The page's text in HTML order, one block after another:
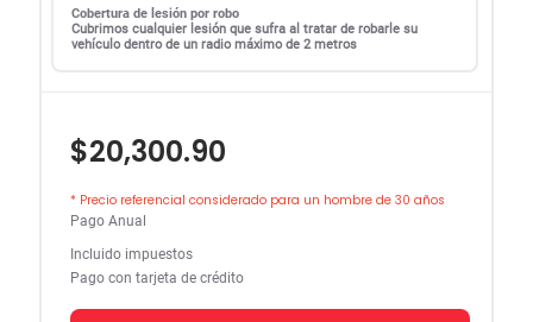
Cobertura de lesión por robo
Cubrimos cualquier lesión que sufra al tratar de robarle su
vehículo dentro de un radio máximo de 2 metros
$20,300.90
* Precio referencial considerado para un hombre de 30 años
Pago Anual
Incluido impuestos
Pago con tarjeta de crédito